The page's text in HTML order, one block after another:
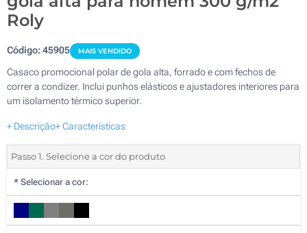
Roly
Código:45905 MAIS VENDIDO
Casaco promocional polar de gola alta, forrado e com fechos de
correr a condizer. Inclui punhos elásticos e ajustadores interiores para
um isolamento térmico superior.
+ Descrição+ Características
Passo 1. Selecione a cor do produto
* Selecionar a cor: